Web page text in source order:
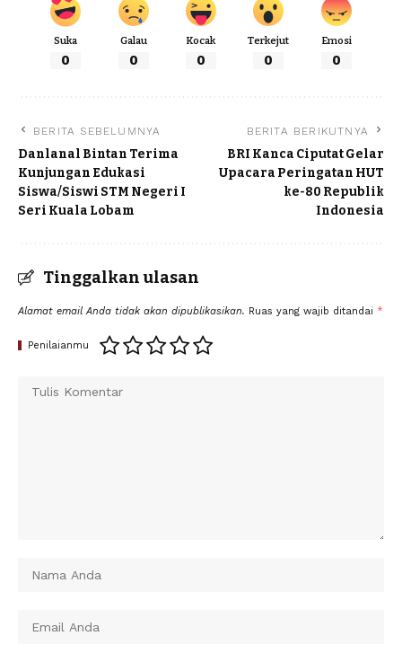
Suka
0
Galau
0
Kocak
0
Terkejut
0
Emosi
0
BERITA SEBELUMNYA
Danlanal Bintan Terima
Kunjungan Edukasi
Siswa/Siswi STM Negeri I
Seri Kuala Lobam
BERITA BERIKUTNYA
BRI Kanca Ciputat Gelar
Upacara Peringatan HUT
ke-80 Republik
Indonesia
Tinggalkan ulasan
Alamat email Anda tidak akan dipublikasikan. Ruas yang wajib ditandai *
Penilaianmu